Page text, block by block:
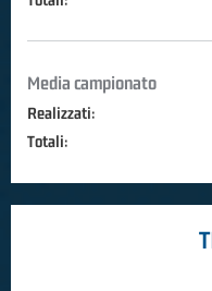
Media campionato
Realizzati:
Totali: